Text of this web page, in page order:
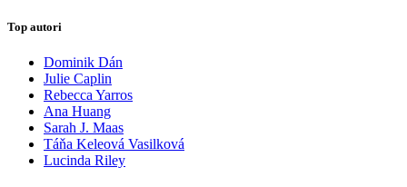
Top autori
Dominik Dán
Julie Caplin
Rebecca Yarros
Ana Huang
Sarah J. Maas
Táňa Keleová Vasilková
Lucinda Riley